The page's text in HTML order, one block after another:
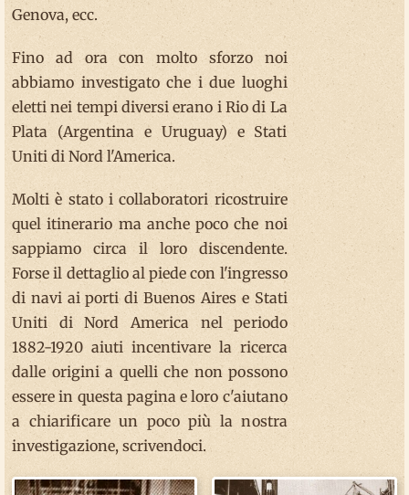
Genova, ecc.
Fino ad ora con molto sforzo noi
abbiamo investigato che i due luoghi
eletti nei tempi diversi erano i Rio di La
Plata (Argentina e Uruguay) e Stati
Uniti di Nord l'America.
Molti è stato i collaboratori ricostruire
quel itinerario ma anche poco che noi
sappiamo circa il loro discendente.
Forse il dettaglio al piede con l'ingresso
di navi ai porti di Buenos Aires e Stati
Uniti di Nord America nel periodo
1882-1920 aiuti incentivare la ricerca
dalle origini a quelli che non possono
essere in questa pagina e loro c'aiutano
a chiarificare un poco più la nostra
investigazione, scrivendoci.